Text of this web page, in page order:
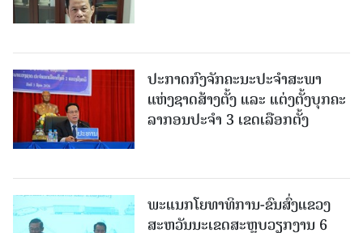
ປະກາດກົງຈັກຄະນະປະຈໍາສະພາ
ແຫ່ງຊາດສ້າງຕັ້ງ ແລະ ແຕ່ງຕັ້ງບຸກຄະ
ລາກອນປະຈໍາ 3 ເຂດເລືອກຕັ້ງ
ພະແນກໂຍທາທິການ-ຂົນສົ່ງແຂວງ
ສະຫວັນນະເຂດສະຫຼຸບວຽກງານ 6